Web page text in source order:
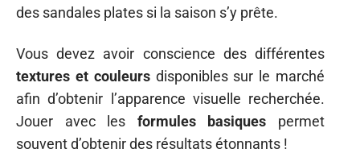
des sandales plates si la saison s’y prête.
Vous devez avoir conscience des différentes
textures et couleursdisponibles sur le marché
afin d’obtenir l’apparence visuelle recherchée.
Jouer avec les formules basiques permet
souvent d’obtenir des résultats étonnants !